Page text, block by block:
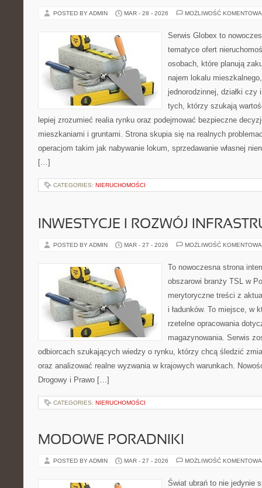
POSTED BY ADMIN MAR - 28 - 2026 MOŻLIWOŚĆ
Serwis Globex to
tematyce ofert
osobach, które planują
najem lokalu
jednorodzinnej, działki czy
tych, którzy szukają
lepiej zrozumieć realia rynku oraz podejmować bezpieczne
mieszkaniami i gruntami. Strona skupia się na realnych
operacjom takim jak nabywanie lokum, sprzedawanie własnej
[…]
CATEGORIES: NIERUCHOMOŚCI
INWESTYCJE I ROZWÓJ
POSTED BY ADMIN MAR - 27 - 2026 MOŻLIWOŚĆ
To nowoczesna strona
obszarowi branży TSL w
merytoryczne treści z
i ładunków. To miejsce, w
rzetelne opracowania
magazynowania. Serwis
odbiorcach szukających wiedzy o rynku, którzy chcą śledzić
oraz analizować realne wyzwania w krajowych warunkach.
Drogowy i Prawo […]
CATEGORIES: NIERUCHOMOŚCI
MODOWE PORADNIKI
POSTED BY ADMIN MAR - 27 - 2026 MOŻLIWOŚĆ
Świat ubrań to nie jedynie